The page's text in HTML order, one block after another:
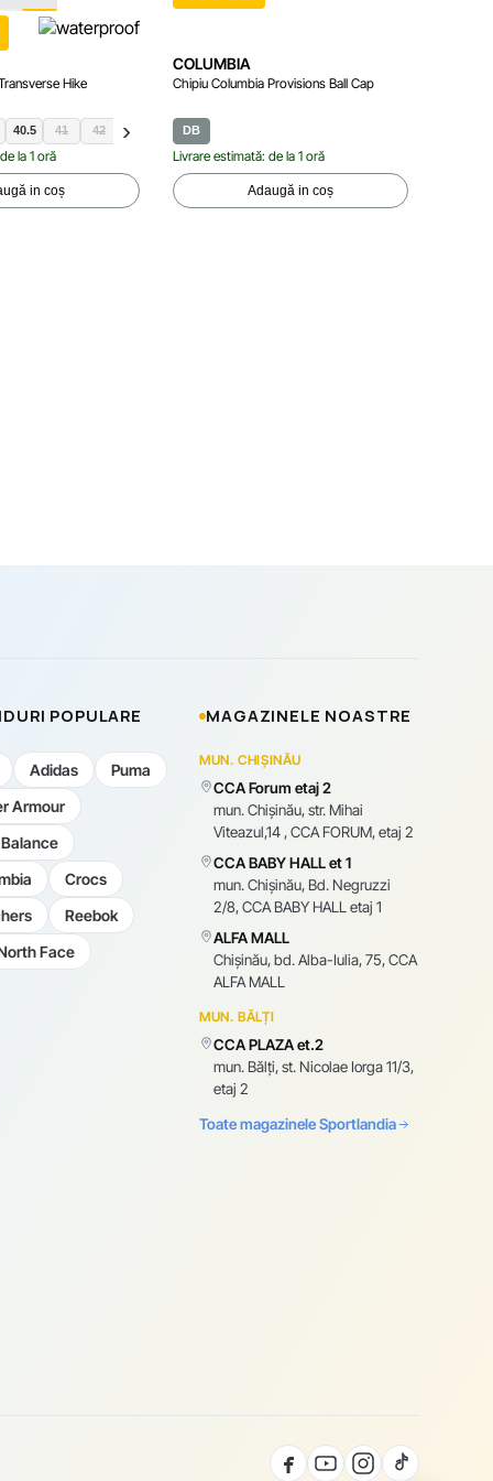
Hike
40.5 41 42 43.5
la 1 oră
in coș
COLUMBIA
Chipiu Columbia Provisions Ball Cap
DB
Livrare estimată: de la 1 oră
Adaugă in coș
POPULARE
Adidas
Puma
Armour
Crocs
Reebok
Face
MAGAZINELE NOASTRE
MUN. CHIȘINĂU
CCA Forum etaj 2
mun. Chişinău, str. Mihai
Viteazul,14 , CCA FORUM, etaj 2
CCA BABY HALL et 1
mun. Chişinău, Bd. Negruzzi
2/8, CCA BABY HALL etaj 1
ALFA MALL
Chișinău, bd. Alba-Iulia, 75, CCA
ALFA MALL
MUN. BĂLȚI
CCA PLAZA et.2
mun. Bălți, st. Nicolae Iorga 11/3,
etaj 2
Toate magazinele Sportlandia